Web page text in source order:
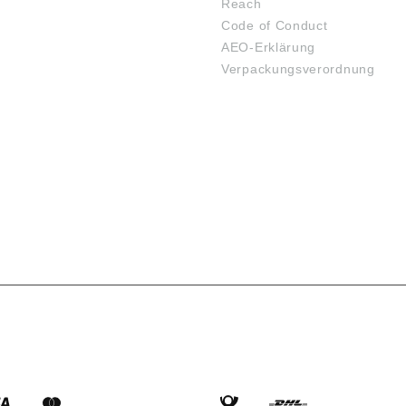
Reach
Code of Conduct
AEO-Erklärung
Verpackungsverordnung